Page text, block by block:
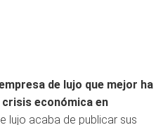
de lujo que mejor ha
económica en
lujo acaba de publicar sus